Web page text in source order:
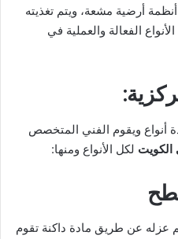
أرضية مشعة، ويتم تغذيته
الفعالة والعملية في
أنواع ويقوم الفني المتخصص
لكل الأنواع ومنها:
عزله عن طريق مادة داكنة تقوم